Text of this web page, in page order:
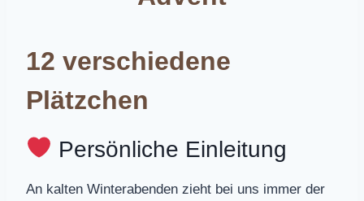
12 verschiedene
Plätzchen
Persönliche Einleitung
An kalten Winterabenden zieht bei uns immer der